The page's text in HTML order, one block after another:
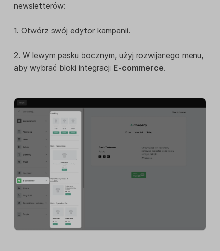
newsletterów:
1. Otwórz swój edytor kampanii.
2. W lewym pasku bocznym, użyj rozwijanego menu,
aby wybrać bloki integracji E-commerce.